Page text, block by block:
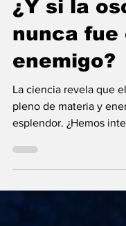
¿Y si la
nunca fue
enemigo?
La ciencia revela que
pleno de materia y
esplendor. ¿Hemos